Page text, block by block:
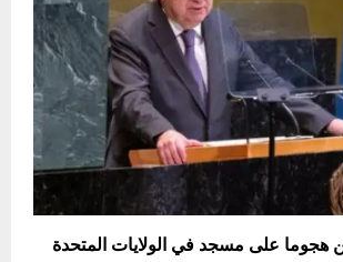
هجوما على مسجد في الولايات المتحدة